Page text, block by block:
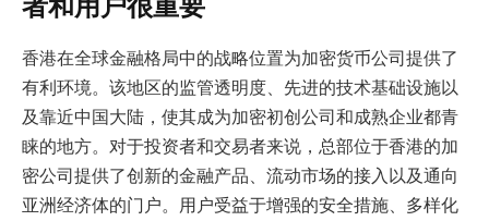
香港在全球金融格局中的战略位置为加密货币公司提供了
有利环境。该地区的监管透明度、先进的技术基础设施以
及靠近中国大陆，使其成为加密初创公司和成熟企业都青
睐的地方。对于投资者和交易者来说，总部位于香港的加
密公司提供了创新的金融产品、流动市场的接入以及通向
亚洲经济体的门户。用户受益于增强的安全措施、多样化